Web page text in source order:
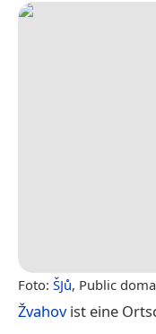
Foto: ŠJů, Public
Žvahovist eine